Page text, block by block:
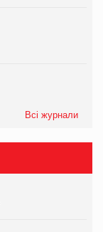
Всі журнали